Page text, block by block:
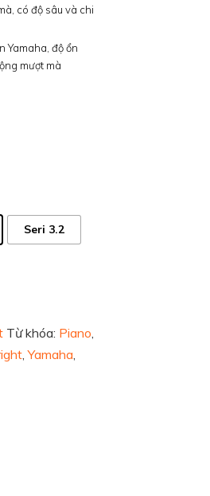
có độ sâu và chi
Yamaha, độ ổn
mượt mà
Seri 3.2
Từ khóa: Piano,
,Yamaha,